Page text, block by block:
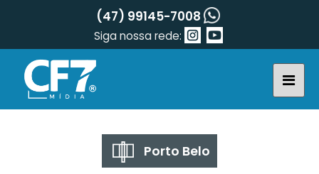
(47) 99145-7008
Siga nossa rede:
Porto Belo